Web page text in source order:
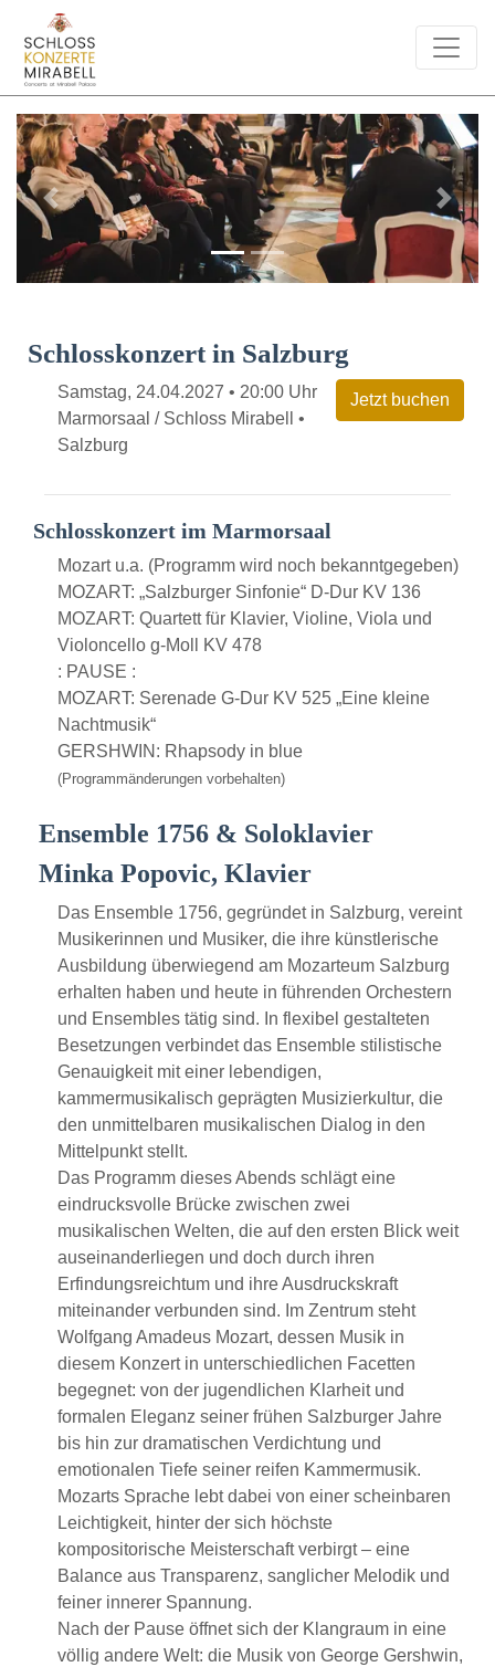
Previous Next
Schlosskonzert in Salzburg
Samstag, 24.04.2027 • 20:00 Uhr
Marmorsaal / Schloss Mirabell •
Salzburg
Schlosskonzert im Marmorsaal
Mozart u.a. (Programm wird noch bekanntgegeben)
MOZART: „Salzburger Sinfonie“ D-Dur KV 136
MOZART: Quartett für Klavier, Violine, Viola und
Violoncello g-Moll KV 478
: PAUSE :
MOZART: Serenade G-Dur KV 525 „Eine kleine
Nachtmusik“
GERSHWIN: Rhapsody in blue
(Programmänderungen vorbehalten)
Ensemble 1756 & Soloklavier
Minka Popovic, Klavier
Das Ensemble 1756, gegründet in Salzburg, vereint
Musikerinnen und Musiker, die ihre künstlerische
Ausbildung überwiegend am Mozarteum Salzburg
erhalten haben und heute in führenden Orchestern
und Ensembles tätig sind. In flexibel gestalteten
Besetzungen verbindet das Ensemble stilistische
Genauigkeit mit einer lebendigen,
kammermusikalisch geprägten Musizierkultur, die
den unmittelbaren musikalischen Dialog in den
Mittelpunkt stellt.
Das Programm dieses Abends schlägt eine
eindrucksvolle Brücke zwischen zwei
musikalischen Welten, die auf den ersten Blick weit
auseinanderliegen und doch durch ihren
Erfindungsreichtum und ihre Ausdruckskraft
miteinander verbunden sind. Im Zentrum steht
Wolfgang Amadeus Mozart, dessen Musik in
diesem Konzert in unterschiedlichen Facetten
begegnet: von der jugendlichen Klarheit und
formalen Eleganz seiner frühen Salzburger Jahre
bis hin zur dramatischen Verdichtung und
emotionalen Tiefe seiner reifen Kammermusik.
Mozarts Sprache lebt dabei von einer scheinbaren
Leichtigkeit, hinter der sich höchste
kompositorische Meisterschaft verbirgt – eine
Balance aus Transparenz, sanglicher Melodik und
feiner innerer Spannung.
Nach der Pause öffnet sich der Klangraum in eine
völlig andere Welt: die Musik von George Gershwin,